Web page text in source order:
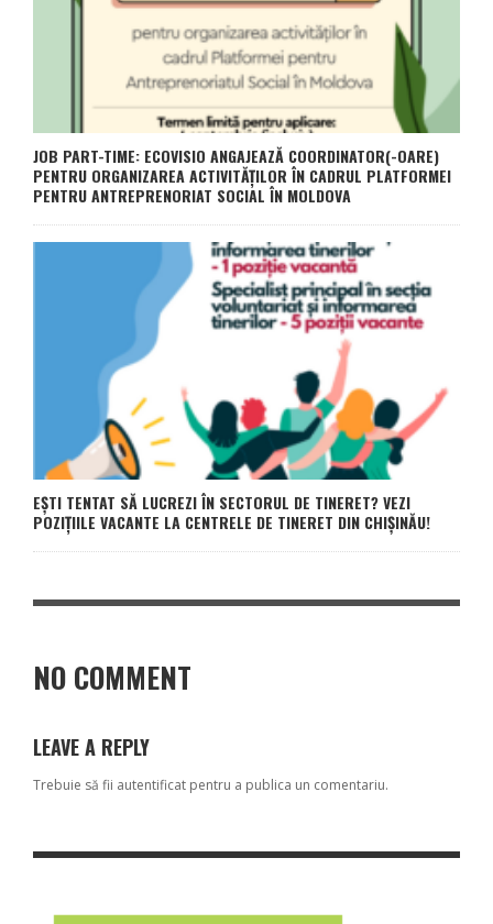
JOB PART-TIME: ECOVISIO ANGAJEAZĂ COORDINATOR(-OARE)
PENTRU ORGANIZAREA ACTIVITĂȚILOR ÎN CADRUL PLATFORMEI
PENTRU ANTREPRENORIAT SOCIAL ÎN MOLDOVA
EȘTI TENTAT SĂ LUCREZI ÎN SECTORUL DE TINERET? VEZI
POZIȚIILE VACANTE LA CENTRELE DE TINERET DIN CHIȘINĂU!
NO COMMENT
LEAVE A REPLY
Trebuie să fii autentificat pentru a publica un comentariu.